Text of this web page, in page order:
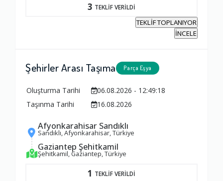
3 TEKLİF VERİLDİ
TEKLİF TOPLANIYOR
İNCELE
Şehirler Arası Taşıma Parça Eşya
Oluşturma Tarihi
06.08.2026 - 12:49:18
Taşınma Tarihi
16.08.2026
Afyonkarahisar Sandıklı
Sandıklı, Afyonkarahisar, Türkiye
Gaziantep Şehitkamil
Şehitkamil, Gaziantep, Türkiye
1 TEKLİF VERİLDİ